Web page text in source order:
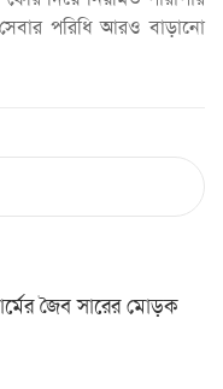
পরিধি আরও বাড়ানো
জৈব সারের মোড়ক